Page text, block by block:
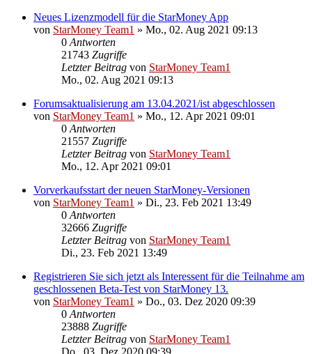
Neues Lizenzmodell für die StarMoney App
von StarMoney Team1 » Mo., 02. Aug 2021 09:13
0 Antworten
21743 Zugriffe
Letzter Beitrag von StarMoney Team1
Mo., 02. Aug 2021 09:13
Forumsaktualisierung am 13.04.2021/ist abgeschlossen
von StarMoney Team1 » Mo., 12. Apr 2021 09:01
0 Antworten
21557 Zugriffe
Letzter Beitrag von StarMoney Team1
Mo., 12. Apr 2021 09:01
Vorverkaufsstart der neuen StarMoney-Versionen
von StarMoney Team1 » Di., 23. Feb 2021 13:49
0 Antworten
32666 Zugriffe
Letzter Beitrag von StarMoney Team1
Di., 23. Feb 2021 13:49
Registrieren Sie sich jetzt als Interessent für die Teilnahme am
geschlossenen Beta-Test von StarMoney 13.
von StarMoney Team1 » Do., 03. Dez 2020 09:39
0 Antworten
23888 Zugriffe
Letzter Beitrag von StarMoney Team1
Do., 03. Dez 2020 09:39